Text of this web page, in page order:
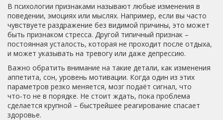
В психологии признаками называют любые изменения в
поведении, эмоциях или мыслях. Например, если вы часто
чувствуете раздражение без видимой причины, это может
быть признаком стресса. Другой типичный признак –
постоянная усталость, которая не проходит после отдыха,
и может указывать на тревогу или даже депрессию.
Важно обратить внимание на такие детали, как изменения
аппетита, сон, уровень мотивации. Когда один из этих
параметров резко меняется, мозг подаёт сигнал, что
что‑то не в порядке. Не стоит ждать, пока проблема
сделается крупной – быстрейшее реагирование спасает
здоровье.